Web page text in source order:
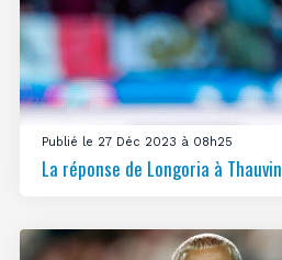
Publié le 27 Déc 2023 à 08h25
La réponse de Longoria à Thauvin